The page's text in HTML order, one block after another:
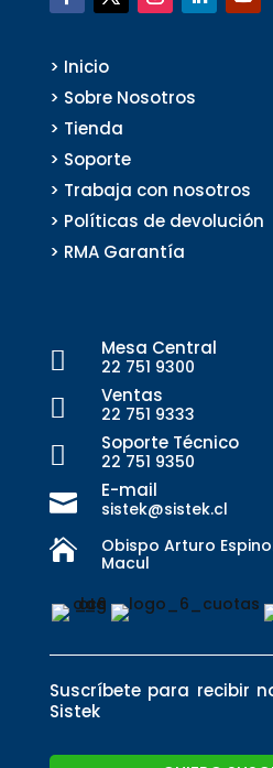
> Inicio
> Sobre Nosotros
> Tienda
> Soporte
> Trabaja con nosotros
> Políticas de devolución
> RMA Garantía
 Mesa Central
22 751 9300
 Ventas
22 751 9333
 Soporte Técnico
22 751 9350
 E-mail
sistek@sistek.cl

Obispo Arturo
Macul
Suscríbete para recibir
Sistek